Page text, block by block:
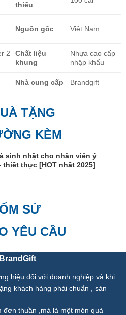
thiểu
Nguồn gốc Việt Nam
2
Chất liệu
khung
Nhựa cao cấp
nhập khẩu
Nhà cung cấp Brandgift
TẶNG
KÈM
sinh nhật cho nhân viên ý
thiết thực [HOT nhất 2025]
SỨ
YÊU CẦU
hiệu đối với doanh nghiệp và khi
khách hàng phải chuẩn , sản
đơn thuần ,mà là một món quà